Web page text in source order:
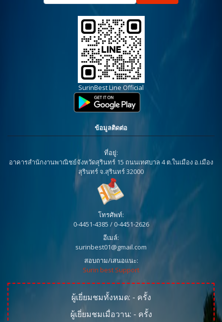
SurinBest Line Official
ข้อมูลติดต่อ
ที่อยู่:
อาคารสำนักงานพาณิชย์จังหวัดสุรินทร์ 15 ถนนเทศบาล 4 ต.ในเมือง อ.เมือง
สุรินทร์ จ.สุรินทร์ 32000
โทรศัพท์:
0-4451-4385 / 0-4451-2626
อีเมล์:
surinbest01@gmail.com
สอบถาม/เสนอแนะ:
Surin best Support
ผู้เยี่ยมชมทั้งหมด: - ครั้ง
ผู้เยี่ยมชมเมื่อวาน: - ครั้ง